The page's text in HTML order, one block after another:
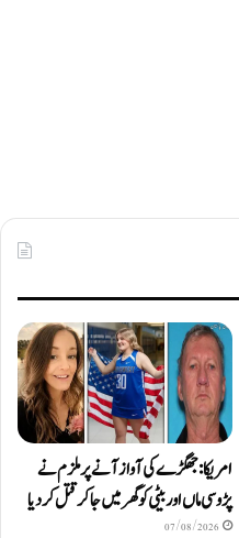
امریکا: جھگڑے کی آواز آنے پر ملزم نے
پڑوسی ماں اور بیٹی کو گھر میں جا کر قتل کر دیا
07/08/2026